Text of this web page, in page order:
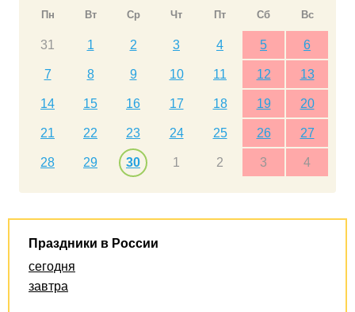
Пн Вт Ср Чт Пт Сб Вс
31 1 2 3 4 5 6
7 8 9 10 11 12 13
14 15 16 17 18 19 20
21 22 23 24 25 26 27
28 29 30 1 2 3 4
Праздники в России
сегодня
завтра